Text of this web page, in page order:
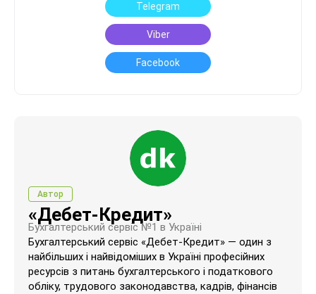
Telegram
Viber
Facebook
Автор
«Дебет-Кредит»
Бухгалтерський сервіс №1 в Україні
Бухгалтерський сервіс «Дебет-Кредит» — один з
найбільших і найвідоміших в Україні професійних
ресурсів з питань бухгалтерського і податкового
обліку, трудового законодавства, кадрів, фінансів